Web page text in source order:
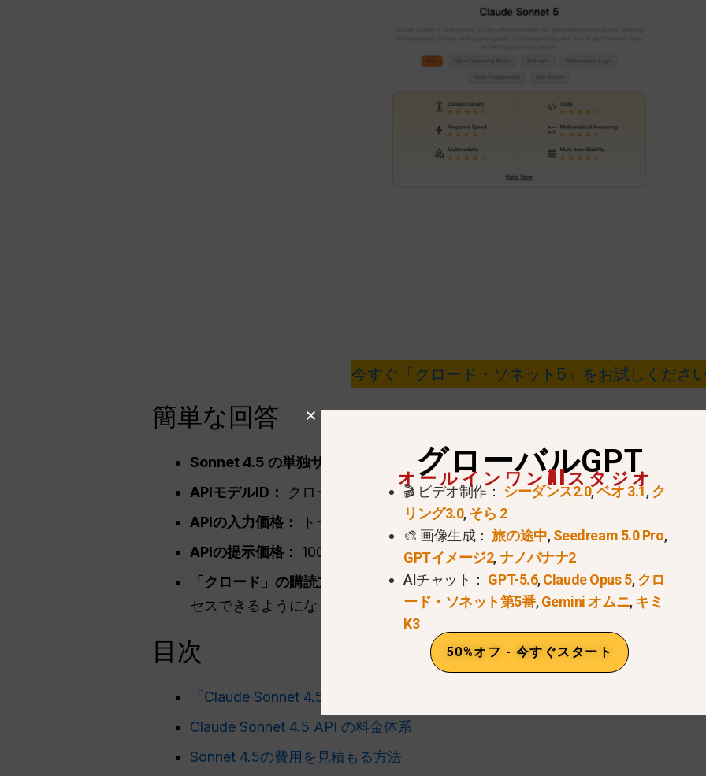
今すぐ「クロード・ソネット5」をお試しくださ
簡単な回答
Sonnet 4.5 の単独サブスクリプション：
いや。.
APIモデルID：
クロード・ソネ-4-5.
APIの入力価格：
トークン100万枚につき$3。.
APIの提示価格：
100万トークンあたり$15。.
「クロード」の購読方法：
Claudeのプランでは、Anthropicが提供するClaude
セスできるようになりますが、これらはSonnet 4.5専用のライセンスではありま
目次
「Claude Sonnet 4.5」はサブスクリプションプランですか？
Claude Sonnet 4.5 API の料金体系
Sonnet 4.5の費用を見積もる方法
グローバルGPT
オールインワンAIスタジオ
🎬 ビデオ制作： シーダンス2.0,ベオ 3.1,ク
リング3.0,そら 2
🎨 画像生成：旅の途中,Seedream 5.0 Pro,
GPTイメージ2,ナノバナナ2
AIチャット： GPT-5.6,Claude Opus 5,クロ
ード・ソネット第5番,Gemini オムニ,キミ
K3
50%オフ - 今すぐスタート